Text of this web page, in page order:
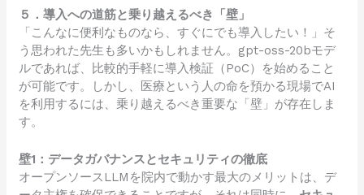
５．導入への道筋と乗り越えるべき「壁」
「こんなに便利なものなら、すぐにでも導入したい！」そ
う思われた先生も多いかもしれません。gpt-oss-20bモデ
ルであれば、比較的手軽に導入検証（PoC）を始めること
が可能です。しかし、医療という人の命を預かる現場でAI
を利用するには、乗り越えるべき重要な「壁」が存在しま
す。
壁1：データガバナンスとセキュリティの徹底
オープンソースLLMを院内で動かす最大のメリットは、デ